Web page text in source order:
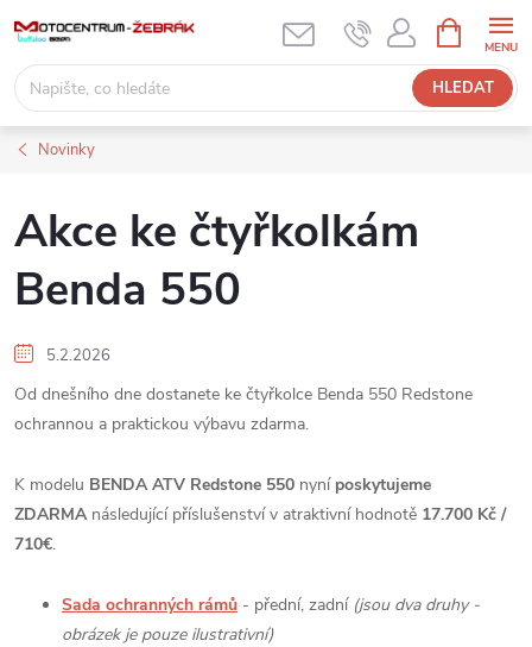
obsah
HLEDAT
NÁKUPNÍ
KOŠÍK
Novinky
Akce ke čtyřkolkám
Benda 550
5.2.2026
Od dnešního dne dostanete ke čtyřkolce Benda 550 Redstone
ochrannou a praktickou výbavu zdarma.
K modelu BENDA ATV Redstone 550 nyní poskytujeme
ZDARMA následující příslušenství v atraktivní hodnotě 17.700 Kč /
710€.
Sada ochranných rámů - přední, zadní (jsou dva druhy -
obrázek je pouze ilustrativní)